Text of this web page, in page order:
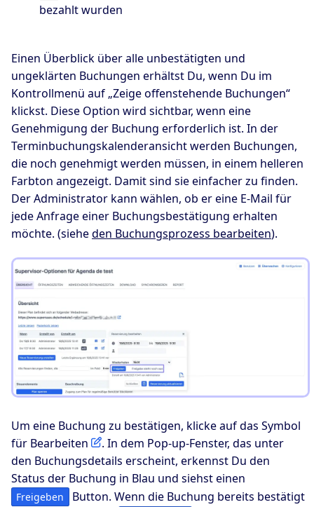
bezahlt wurden
Einen Überblick über alle unbestätigten und
ungeklärten Buchungen erhältst Du, wenn Du im
Kontrollmenü auf „Zeige offenstehende Buchungen“
klickst. Diese Option wird sichtbar, wenn eine
Genehmigung der Buchung erforderlich ist. In der
Terminbuchungskalenderansicht werden Buchungen,
die noch genehmigt werden müssen, in einem helleren
Farbton angezeigt. Damit sind sie einfacher zu finden.
Der Administrator kann wählen, ob er eine E-Mail für
jede Anfrage einer Buchungsbestätigung erhalten
möchte. (sieheden Buchungsprozess bearbeiten).
Um eine Buchung zu bestätigen, klicke auf das Symbol
für Bearbeiten
. In dem Pop-up-Fenster, das unter
den Buchungsdetails erscheint, erkennst Du den
Status der Buchung in Blau und siehst einen
Freigeben
Button. Wenn die Buchung bereits bestätigt